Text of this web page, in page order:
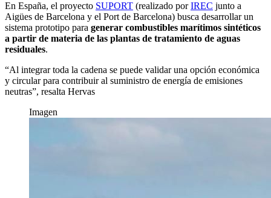
En España, el proyecto SUPORT (realizado porIREC junto a
Aigües de Barcelona y el Port de Barcelona) busca desarrollar un
sistema prototipo para generar combustibles marítimos sintéticos
a partir de materia de las plantas de tratamiento de aguas
residuales.
“Al integrar toda la cadena se puede validar una opción económica
y circular para contribuir al suministro de energía de emisiones
neutras”, resalta Hervas
Imagen